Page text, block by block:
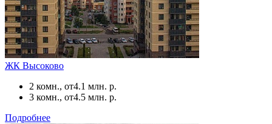
ЖК Высоково
2 комн., от4.1 млн. р.
3 комн., от4.5 млн. р.
Подробнее